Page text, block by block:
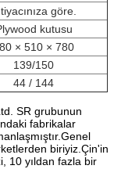
göre.
kutusu
× 510 × 780
139/150
44 / 144
SR grubunun
fabrikalar
biriyiz.Çin'in
10 yıldan fazla bir